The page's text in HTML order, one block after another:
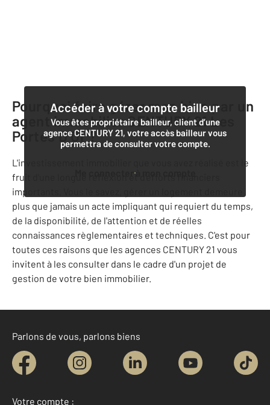
Accéder à votre compte bailleur
Vous êtes propriétaire bailleur, client d’une
agence CENTURY 21, votre accès bailleur vous
permettra de consulter votre compte.
Me connecter à mon compte
Pourquoi faire gérer mon bien par un
agent immobilierCENTURY 21 Les
Portes D'Or?
L'investissement immobilier que vous avez réalisé est le
fruit d'une longue réflexion et d'efforts financiers
importants. Vous le savez, gérer un logement demeure
plus que jamais un acte impliquant qui requiert du temps,
de la disponibilité, de l'attention et de réelles
connaissances règlementaires et techniques. C'est pour
toutes ces raisons que les agences CENTURY 21 vous
invitent à les consulter dans le cadre d'un projet de
gestion de votre bien immobilier.
Parlons de vous, parlons biens
Votre compte :